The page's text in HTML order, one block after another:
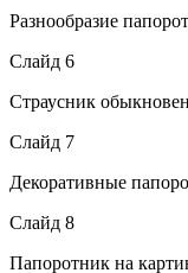
Разнообразие
Слайд 6
Страусник
Слайд 7
Декоративные
Слайд 8
Папоротник на